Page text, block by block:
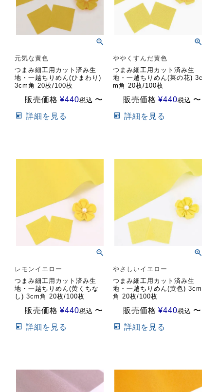
元気な黄色
つまみ細工用カット済み生
地・一越ちりめん(ひまわり)
3cm角 20枚/100枚
販売価格 ¥440税込 〜
詳細を見る
ややくすんだ黄色
つまみ細工用カット済み生
地・一越ちりめん(菜の花) 3c
m角 20枚/100枚
販売価格 ¥440税込 〜
詳細を見る
レモンイエロー
つまみ細工用カット済み生
地・一越ちりめん(黄くちな
し) 3cm角 20枚/100枚
販売価格 ¥440税込 〜
詳細を見る
やさしいイエロー
つまみ細工用カット済み生
地・一越ちりめん(黄色) 3cm
角 20枚/100枚
販売価格 ¥440税込 〜
詳細を見る